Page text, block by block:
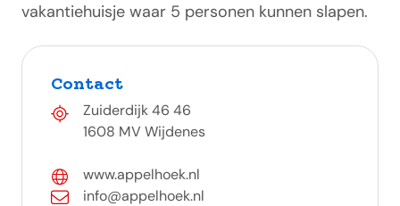
vakantiehuisje waar 5 personen kunnen slapen.
Contact
Zuiderdijk 46 46
1608 MV Wijdenes
www.appelhoek.nl
info@appelhoek.nl